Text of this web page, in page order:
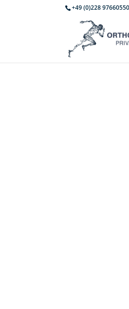
+49 (0)228 97660550